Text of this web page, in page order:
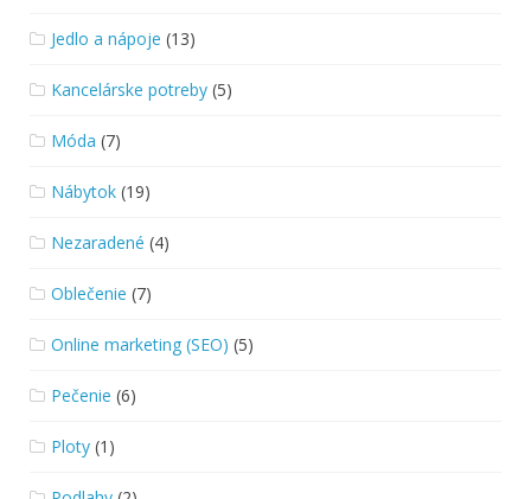
Jedlo a nápoje (13)
Kancelárske potreby (5)
Móda (7)
Nábytok (19)
Nezaradené (4)
Oblečenie (7)
Online marketing (SEO) (5)
Pečenie (6)
Ploty (1)